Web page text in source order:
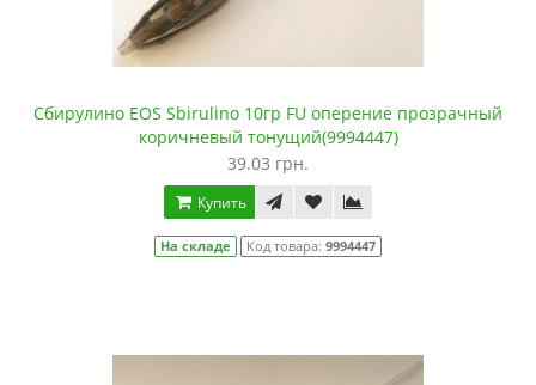
Сбирулино EOS Sbirulino 10гр FU оперение прозрачный
коричневый тонущий(9994447)
39.03 грн.
Купить
На складе Код товара: 9994447